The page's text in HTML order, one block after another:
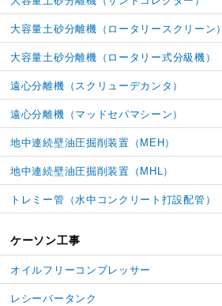
大容量土砂分離機 （ロータリースクリーン）
大容量土砂分離機 （ロータリー式分級機）
遠心分離機（スクリューデカンタ）
遠心分離機（マッドセパマシーン）
地中連続壁油圧掘削装置（MEH）
地中連続壁油圧掘削装置（MHL）
トレミー管 （水中コンクリート打設配管）
ケーソン工事
オイルフリーコンプレッサー
レシーバータンク